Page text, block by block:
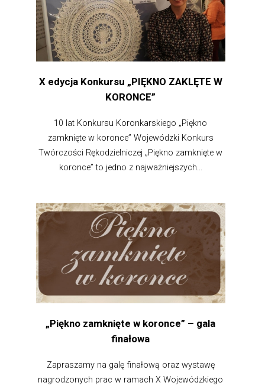
X edycja Konkursu „PIĘKNO ZAKLĘTE W
KORONCE”
10 lat Konkursu Koronkarskiego „Piękno
zamknięte w koronce” Wojewódzki Konkurs
Twórczości Rękodzielniczej „Piękno zamknięte w
koronce” to jedno z najważniejszych...
„Piękno zamknięte w koronce” – gala
finałowa
Zapraszamy na galę finałową oraz wystawę
nagrodzonych prac w ramach X Wojewódzkiego